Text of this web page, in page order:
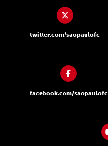
twitter.com/saopaulofc
facebook.com/saopaulofc